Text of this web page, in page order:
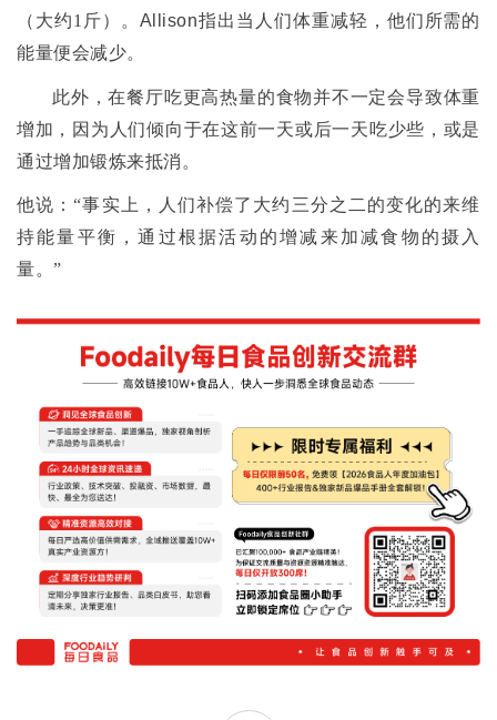
（大约1 斤）。 Allison指出当人们体重减轻，他们所需的
能量便会减少。
此外，在餐厅吃更高热量的食物并不一定会导致体重
增加，因为人们倾向于在这前一天或后一天吃少些，或是
通过增加锻炼来抵消。
他说：“事实上，人们补偿了大约三分之二的变化的来维
持能量平衡，通过根据活动的增减来加减食物的摄入
量。”